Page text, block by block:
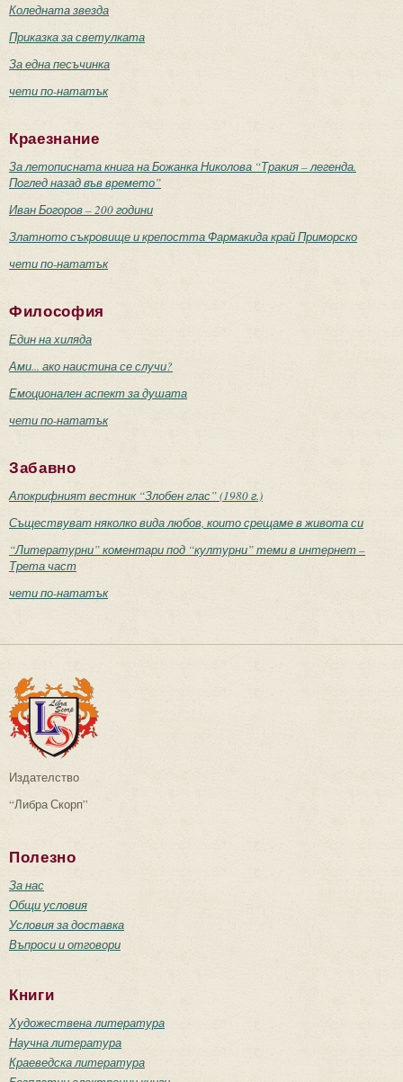
Коледната звезда
Приказка за светулката
За една песъчинка
чети по-нататък
Краезнание
За летописната книга на Божанка Николова “Тракия – легенда.
Поглед назад във времето”
Иван Богоров – 200 години
Златното съкровище и крепостта Фармакида край Приморско
чети по-нататък
Философия
Един на хиляда
Ами... ако наистина се случи?
Емоционален аспект за душата
чети по-нататък
Забавно
Апокрифният вестник “Злобен глас” (1980 г.)
Съществуват няколко вида любов, които срещаме в живота си
“Литературни” коментари под “културни” теми в интернет –
Трета част
чети по-нататък
Издателство
“Либра Скорп”
Полезно
За нас
Общи условия
Условия за доставка
Въпроси и отговори
Книги
Художествена литература
Научна литература
Краеведска литература